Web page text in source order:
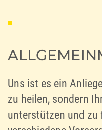
Uns ist es ein
zu heilen, sondern
unterstützen und zu